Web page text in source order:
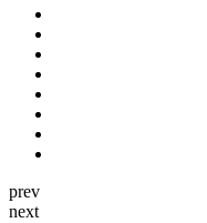
prev
next